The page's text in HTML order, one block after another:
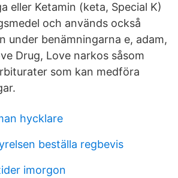
eller Ketamin (keta, Special K)
och används också
under benämningarna e, adam,
Drug, Love narkos såsom
som kan medföra
hycklare
beställa regbevis
imorgon